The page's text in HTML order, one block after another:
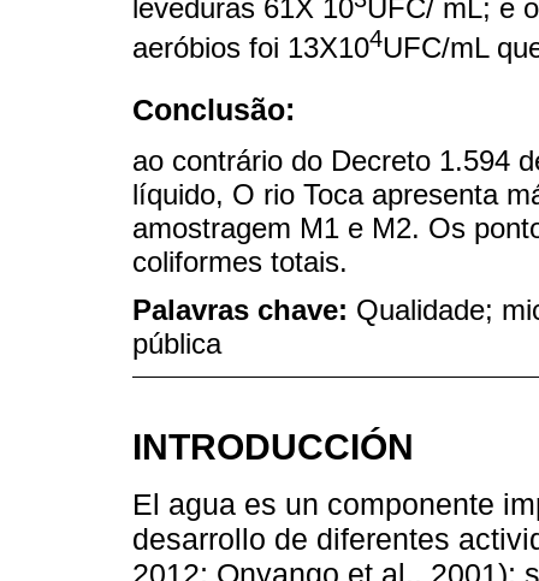
leveduras 61X 10 UFC/ mL; e
aeróbios foi 13X104UFC/mL
Conclusão:
ao contrário do Decreto 1.594
líquido, O rio Toca apresenta
amostragem M1 e M2. Os
coliformes totais.
Palavras chave: Qualidade;
pública
INTRODUCCIÓN
El agua es un componente
desarrollo de diferentes
2012; Onyango et al., 2001);